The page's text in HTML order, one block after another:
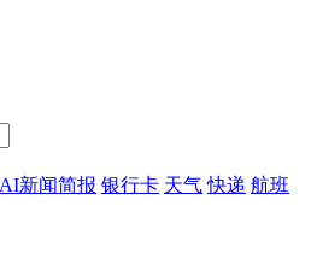
AI新闻简报 银行卡 天气 快递 航班